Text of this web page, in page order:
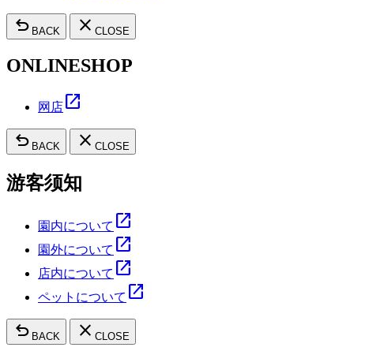
undo BACK close CLOSE
ONLINESHOP
网店open_in_new
undo BACK close CLOSE
游客须知
園内について open_in_new
園外について open_in_new
店内について open_in_new
ペットについて open_in_new
undo BACK close CLOSE